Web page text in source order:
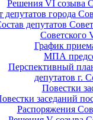
Решения VI созыва
депутатов города
депутатов
Советского
График
МПА
Перспективный
депутатов г.
Повестки
заседаний
Распоряжения